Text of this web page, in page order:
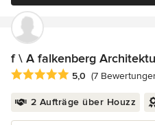
f \ A falkenberg
Durchschnittliche Bewertung:
5,0 (7
2 Aufträge über Houzz